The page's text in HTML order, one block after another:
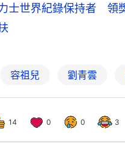
士世界紀錄保持者 領
容祖兒 劉青雲
14 0 0 3